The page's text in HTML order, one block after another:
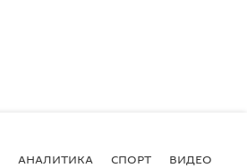
АНАЛИТИКА СПОРТ ВИДЕО